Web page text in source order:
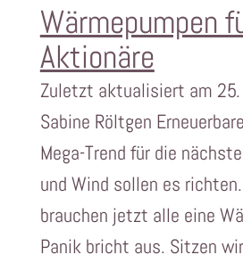
Wärmepumpen
Aktionäre
Zuletzt aktualisiert am
Sabine Röltgen
Mega-Trend für die
und Wind sollen es
brauchen jetzt alle eine
Panik bricht aus. Sitzen